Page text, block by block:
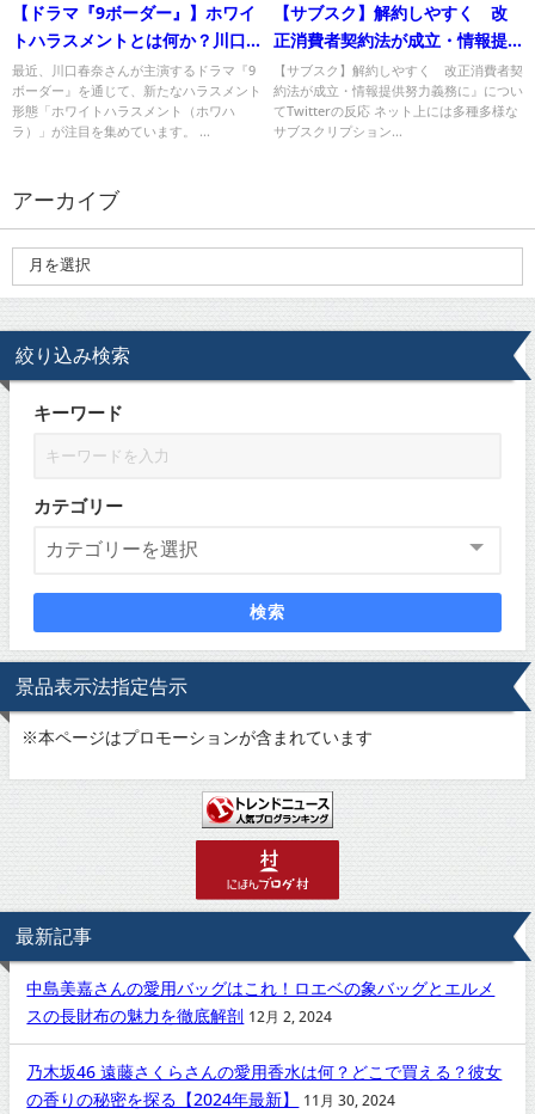
【ドラマ『9ボーダー』】ホワイ
トハラスメントとは何か？川口
春奈主演ドラマで注目！
最近、川口春奈さんが主演するドラマ『9
ボーダー』を通じて、新たなハラスメント
形態「ホワイトハラスメント（ホワハ
ラ）」が注目を集めています。 ...
【サブスク】解約しやすく 改
正消費者契約法が成立・情報提
供努力義務に』についてTwitter
の反応
【サブスク】解約しやすく 改正消費者契
約法が成立・情報提供努力義務に』につい
てTwitterの反応 ネット上には多種多様な
サブスクリプション...
アーカイブ
絞り込み検索
キーワード
カテゴリー
検索
景品表示法指定告示
※本ページはプロモーションが含まれています
最新記事
中島美嘉さんの愛用バッグはこれ！ロエベの象バッグとエルメ
スの長財布の魅力を徹底解剖 12月 2, 2024
乃木坂46 遠藤さくらさんの愛用香水は何？どこで買える？彼女
の香りの秘密を探る【2024年最新】
11月 30, 2024